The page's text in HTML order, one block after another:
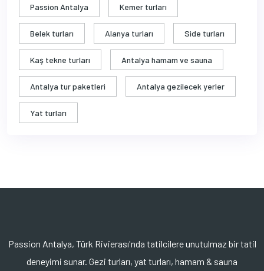
Passion Antalya Kemer turları
Belek turları Alanya turları Side turları
Kaş tekne turları Antalya hamam ve sauna
Antalya tur paketleri Antalya gezilecek yerler
Yat turları
Passion Antalya, Türk Rivierası'nda tatilcilere unutulmaz bir tatil
deneyimi sunar. Gezi turları, yat turları, hamam & sauna